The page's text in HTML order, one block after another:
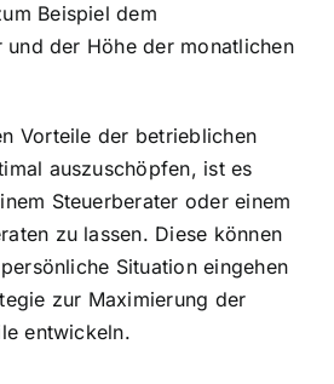
Beispiel dem
und der Höhe der monatlichen
Vorteile der betrieblichen
auszuschöpfen, ist es
Steuerberater oder einem
zu lassen. Diese können
Situation eingehen
zur Maximierung der
entwickeln.